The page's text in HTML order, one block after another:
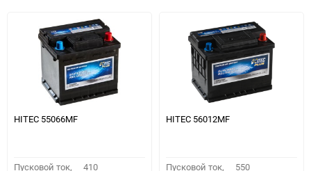
HITEC 55066MF
Пусковой ток,
410
HITEC 56012MF
Пусковой ток,
550